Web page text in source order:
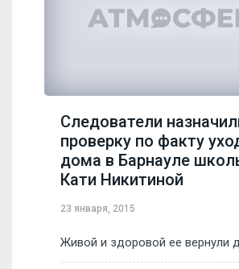
Следователи
проверку по факту
дома в Барнауле
Кати Никитиной
23 января, 2015
Живой и здоровой ее вернули